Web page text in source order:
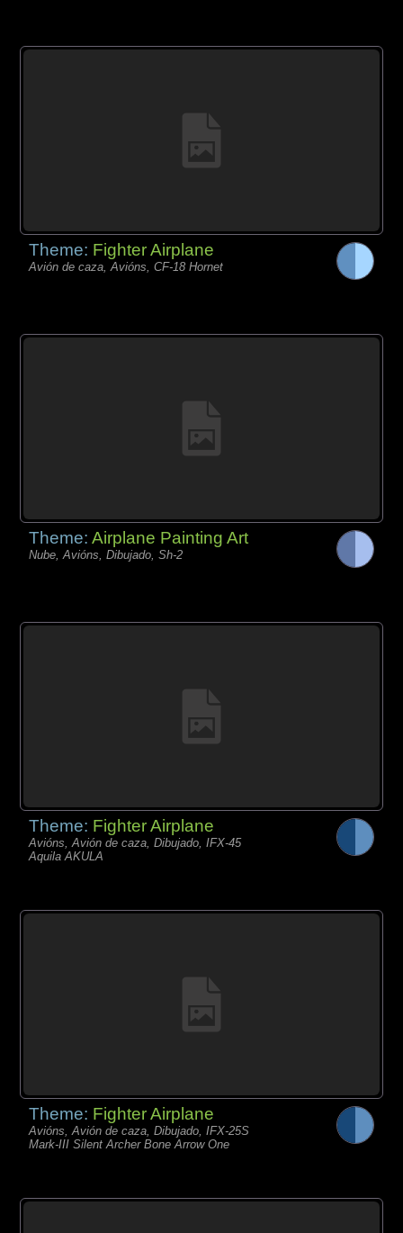
Theme: Fighter Airplane
Avión de caza, Avións, CF-18 Hornet
Theme:Airplane Painting Art
Nube, Avións, Dibujado, Sh-2
Theme: Fighter Airplane
Avións, Avión de caza, Dibujado, IFX-45
Aquila AKULA
Theme: Fighter Airplane
Avións, Avión de caza, Dibujado, IFX-25S
Mark-III Silent Archer Bone Arrow One